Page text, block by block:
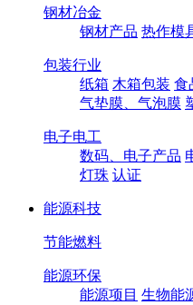
钢材冶金
钢材产品 热作模
包装行业
纸箱 木箱包装 食
气垫膜、气泡膜
电子电工
数码、电子产品
灯珠 认证
能源科技
节能燃料
能源环保
能源项目 生物能